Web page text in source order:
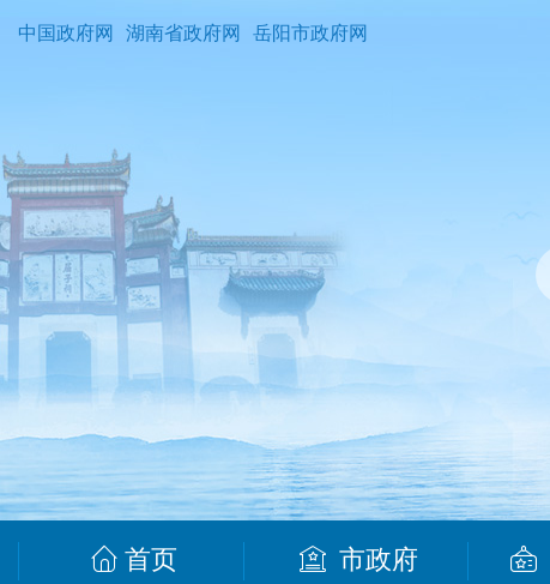
中国政府网 湖南省政府网 岳阳市政府网
首页 市政府